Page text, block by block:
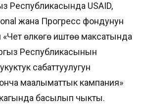
Республикасында USAID,
жана Прогресс фондунун
өлкөгө иштөө максатында
Республикасынын
сабаттуулугун
маалыматтык кампания»
басылып чыкты.